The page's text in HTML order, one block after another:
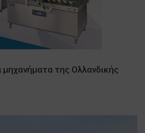
της Ολλανδικής